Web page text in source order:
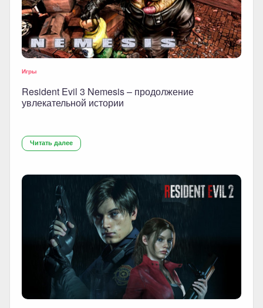
Игры
Resident Evil 3 Nemesis – продолжение
увлекательной истории
Читать далее